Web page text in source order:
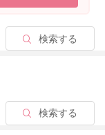
2023/12/31 10:01
検索する
検索する